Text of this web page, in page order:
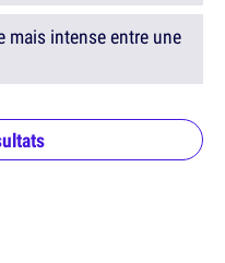
mais intense entre une